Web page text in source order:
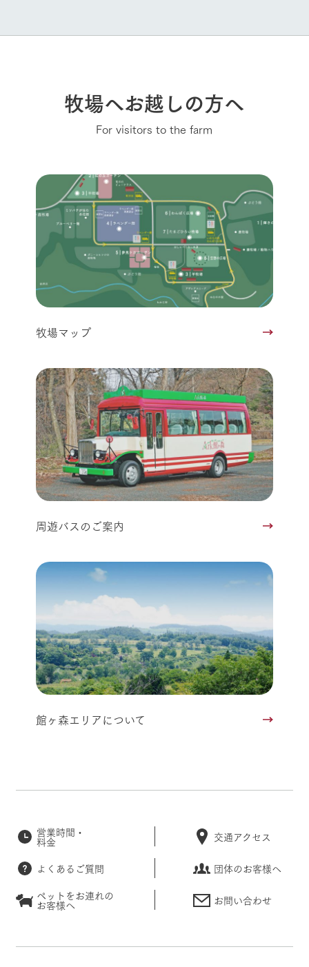
牧場へお越しの方へ
For visitors to the farm
牧場マップ
周遊バスのご案内
館ヶ森エリアについて
営業時間・
料金 交通アクセス
よくあるご質問
団体のお客様へ
ペットをお連れの
お客様へ お問い合わせ